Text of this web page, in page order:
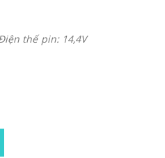
thế pin: 14,4V